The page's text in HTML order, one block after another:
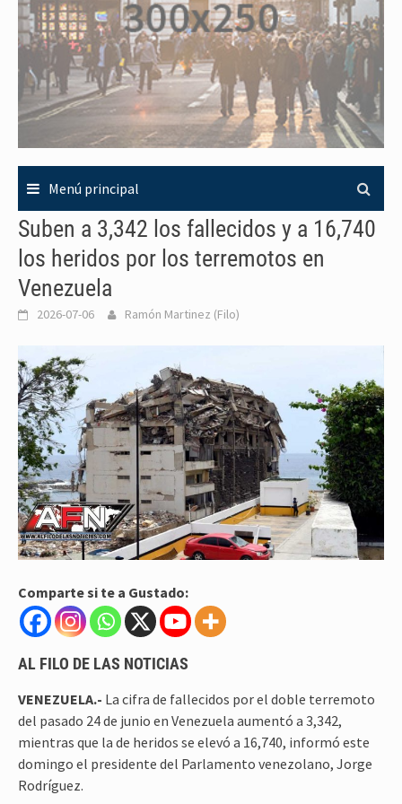
Menú principal
Suben a 3,342 los fallecidos y a 16,740
los heridos por los terremotos en
Venezuela
2026-07-06 Ramón Martinez (Filo)
Comparte si te a Gustado:
AL FILO DE LAS NOTICIAS
VENEZUELA.- La cifra de fallecidos por el doble terremoto
del pasado 24 de junio en Venezuela aumentó a 3,342,
mientras que la de heridos se elevó a 16,740, informó este
domingo el presidente del Parlamento venezolano, Jorge
Rodríguez.